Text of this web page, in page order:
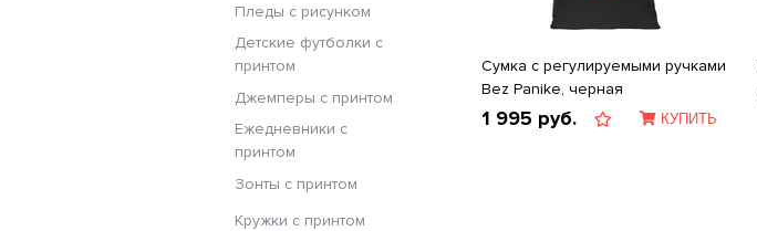
Пледы с рисунком
Детские футболки с
принтом
Джемперы с принтом
Ежедневники с
принтом
Зонты с принтом
Кружки с принтом
Сумка с регулируемыми ручками
Bez Panike, черная
1 995 руб. КУПИТЬ